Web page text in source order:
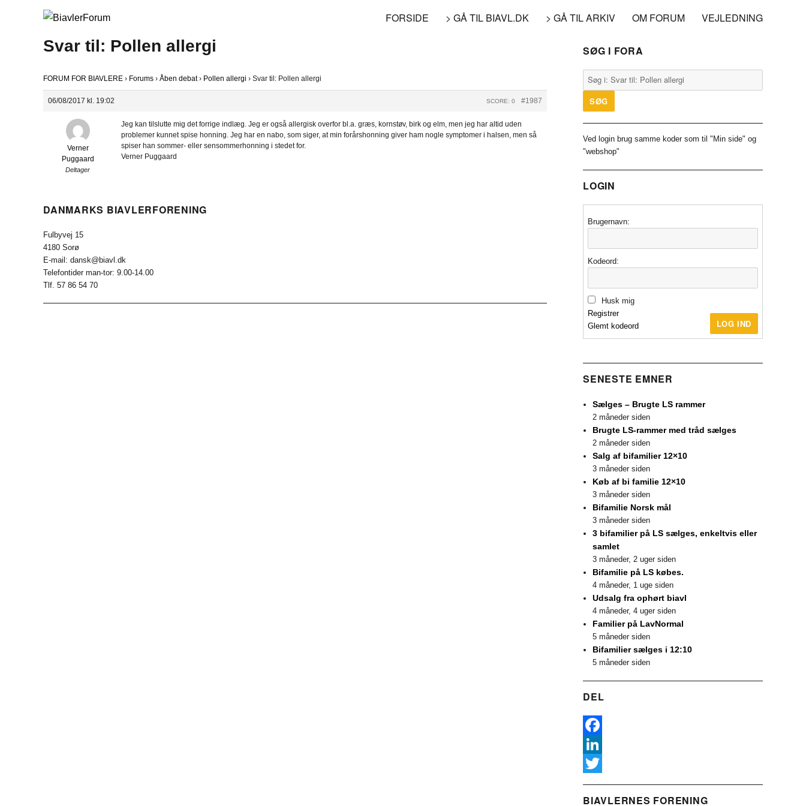
FORSIDE > GÅ TIL BIAVL.DK > GÅ TIL ARKIV OM FORUM VEJLEDNING
Svar til: Pollen allergi
FORUM FOR BIAVLERE › Forums › Åben debat › Pollen allergi › Svar til: Pollen allergi
06/08/2017 kl. 19:02 #1987
SCORE: 0
Verner
Puggaard
Deltager
Jeg kan tilslutte mig det forrige indlæg. Jeg er også allergisk overfor bl.a. græs, kornstøv, birk og elm, men jeg har altid uden
problemer kunnet spise honning. Jeg har en nabo, som siger, at min forårshonning giver ham nogle symptomer i halsen, men så
spiser han sommer- eller sensommerhonning i stedet for.
Verner Puggaard
DANMARKS BIAVLERFORENING
Fulbyvej 15
4180 Sorø
E-mail: dansk@biavl.dk
Telefontider man-tor: 9.00-14.00
Tlf. 57 86 54 70
SØG I FORA
Ved login brug samme koder som til "Min side" og
"webshop"
LOGIN
Brugernavn:
Kodeord:
Husk mig
LOG IND
Registrer
Glemt kodeord
SENESTE EMNER
Sælges – Brugte LS rammer
2 måneder siden
Brugte LS-rammer med tråd sælges
2 måneder siden
Salg af bifamilier 12×10
3 måneder siden
Køb af bi familie 12×10
3 måneder siden
Bifamilie Norsk mål
3 måneder siden
3 bifamilier på LS sælges, enkeltvis eller
samlet
3 måneder, 2 uger siden
Bifamilie på LS købes.
4 måneder, 1 uge siden
Udsalg fra ophørt biavl
4 måneder, 4 uger siden
Familier på LavNormal
5 måneder siden
Bifamilier sælges i 12:10
5 måneder siden
DEL
F
a
e
L
nw
BIAVLERNES FORENING